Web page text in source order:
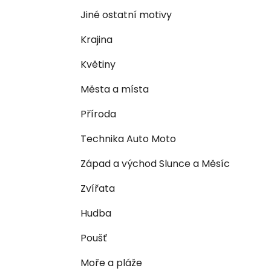
Jiné ostatní motivy
Krajina
Květiny
Města a místa
Příroda
Technika Auto Moto
Západ a východ Slunce a Měsíc
Zvířata
Hudba
Poušť
Moře a pláže